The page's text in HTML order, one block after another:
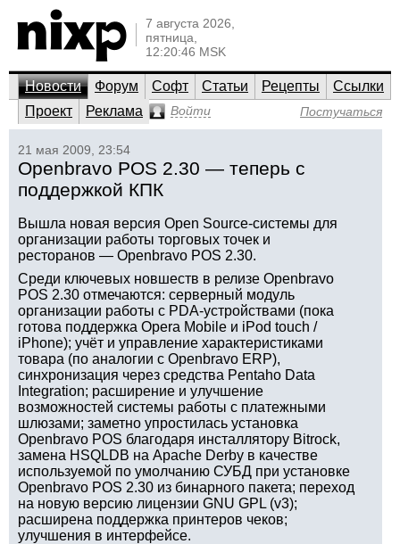
7 августа 2026,
пятница,
12:20:46 MSK
Новости Форум Софт Статьи Рецепты
Ссылки
Проект
Реклама Войти Постучаться
21 мая 2009, 23:54
Openbravo POS 2.30 — теперь с
поддержкой КПК
Вышла новая версия Open Source-системы для
организации работы торговых точек и
ресторанов — Openbravo POS 2.30.
Среди ключевых новшеств в релизе Openbravo
POS 2.30 отмечаются: серверный модуль
организации работы с PDA-устройствами (пока
готова поддержка Opera Mobile и iPod touch /
iPhone); учёт и управление характеристиками
товара (по аналогии с Openbravo ERP),
синхронизация через средства Pentaho Data
Integration; расширение и улучшение
возможностей системы работы с платежными
шлюзами; заметно упростилась установка
Openbravo POS благодаря инсталлятору Bitrock,
замена HSQLDB на Apache Derby в качестве
используемой по умолчанию СУБД при установке
Openbravo POS 2.30 из бинарного пакета; переход
на новую версию лицензии GNU GPL (v3);
расширена поддержка принтеров чеков;
улучшения в интерфейсе.